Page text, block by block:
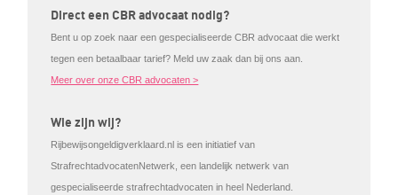
Direct een CBR advocaat nodig?
Bent u op zoek naar een gespecialiseerde CBR advocaat die werkt
tegen een betaalbaar tarief? Meld uw zaak dan bij ons aan.
Meer over onze CBR advocaten >
Wie zijn wij?
Rijbewijsongeldigverklaard.nl is een initiatief van
StrafrechtadvocatenNetwerk, een landelijk netwerk van
gespecialiseerde strafrechtadvocaten in heel Nederland.